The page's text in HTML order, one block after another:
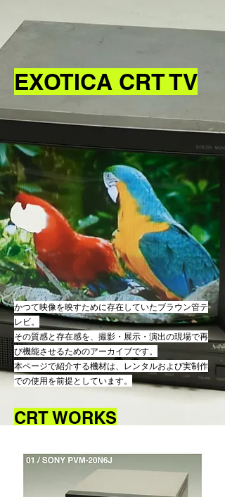
EXOTICA CRT TV
かつて映像を映すために存在していたブラウン管テ
レビ。
その質感と存在感を、撮影・展示・演出の現場で再
び機能させるためのアーカイブです。
本ページで紹介する機材は、レンタルおよび実制作
での使用を前提としています。
CRT WORKS